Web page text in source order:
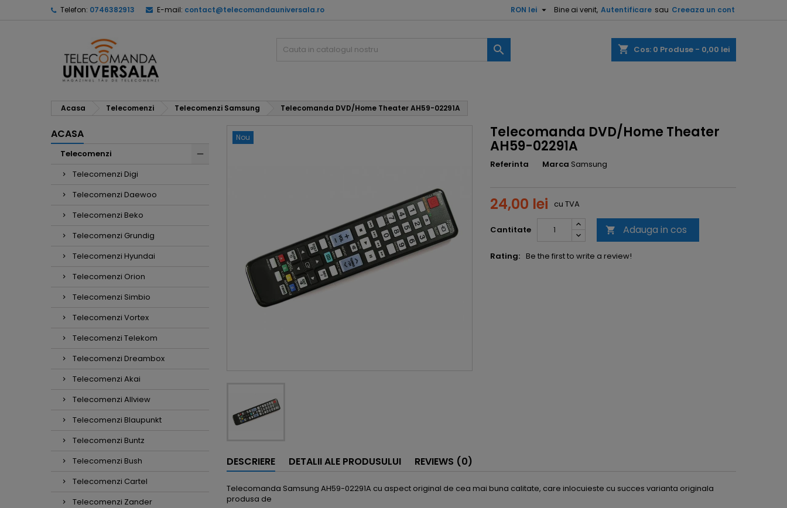
Telefon: 0746382913 E-mail: contact@telecomandauniversala.ro Bine ai venit, Autentificare sau Creeaza un cont
RON lei 
shopping_cart Cos: 0 Produse - 0,00 lei

Acasa Telecomenzi Telecomenzi Samsung Telecomanda DVD/Home Theater AH59-02291A
ACASA
Telecomenzi
Telecomenzi Digi
Telecomenzi Daewoo
Telecomenzi Beko
Telecomenzi Grundig
Telecomenzi Hyundai
Telecomenzi Orion
Telecomenzi Simbio
Telecomenzi Vortex
Telecomenzi Telekom
Telecomenzi Dreambox
Telecomenzi Akai
Telecomenzi Allview
Telecomenzi Blaupunkt
Telecomenzi Buntz
Telecomenzi Bush
Telecomenzi Cartel
Telecomenzi Zander
Nou Telecomanda DVD/Home Theater
AH59-02291A
Referinta Marca Samsung
24,00 lei cu TVA
Cantitate  Adauga in cos
Rating: Be the first to write a review!
DESCRIERE DETALII ALE PRODUSULUI REVIEWS (0)
Telecomanda Samsung AH59-02291A cu aspect original de cea mai buna calitate, care inlocuieste cu succes varianta originala
produsa de